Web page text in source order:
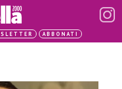
ABBONATI